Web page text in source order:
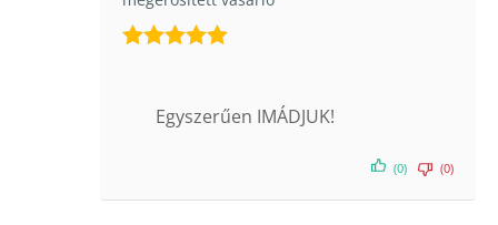
Egyszerűen IMÁDJUK!
(0) (0)